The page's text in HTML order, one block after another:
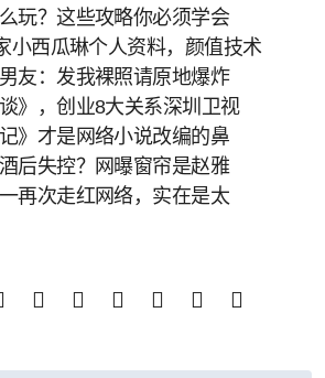
玩？这些攻略你必须学会
小西瓜琳个人资料，颜值技术
友：发我裸照请原地爆炸
》，创业8大关系深圳卫视
》才是网络小说改编的鼻
后失控？网曝窗帘是赵雅
再次走红网络，实在是太